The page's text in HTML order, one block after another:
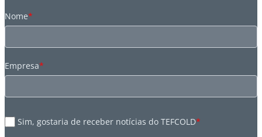
Nome*
Empresa*
Sim, gostaria de receber notícias do TEFCOLD*